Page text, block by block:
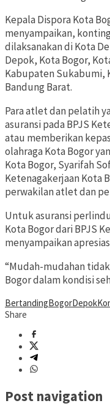
Kepala Dispora Kota
menyampaikan,
dilaksanakan di Kota
Depok, Kota Bogor,
Kabupaten Sukabumi,
Bandung Barat.
Para atlet dan pelatih
asuransi pada BPJS
atau memberikan
olahraga Kota Bogor
Kota Bogor, Syarifah
Ketenagakerjaan Kota
perwakilan atlet dan
Untuk asuransi
Kota Bogor dari BPJS
menyampaikan
“Mudah-mudahan
Bogor dalam kondisi
BertandingBogorDepok
Share
Post navigation